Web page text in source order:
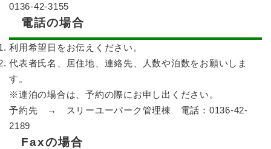
0136-42-3155
電話の場合
利用希望日をお伝えください。
代表者氏名、居住地、連絡先、人数や泊数をお願いしま
す。
※連泊の場合は、予約の際にお申し出ください。
予約先 → スリーユーパーク管理棟 電話：0136-42-
2189
Faxの場合